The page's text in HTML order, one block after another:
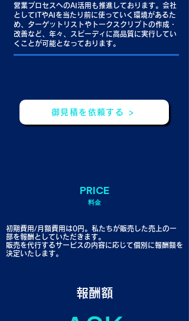
営業プロセスへのAI活用も推進しております。会社
としてITやAIを当たり前に使っていく環境があるた
め、ターゲットリストやトークスクリプトの作成・
改善など、年々、スピーディに高品質に実行してい
くことが可能となっております。
御見積を依頼する >
PRICE
​料金
初期費用/月額費用は0円。私たちが販売した売上の一
部を報酬としていただきます。
販売を代行するサービスの内容に応じて個別に報酬額を
決定いたします。
報酬額